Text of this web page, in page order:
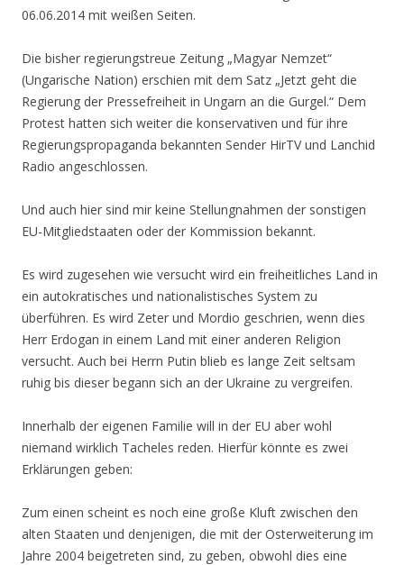
06.06.2014 mit weißen Seiten.
Die bisher regierungstreue Zeitung „Magyar Nemzet“
(Ungarische Nation) erschien mit dem Satz „Jetzt geht die
Regierung der Pressefreiheit in Ungarn an die Gurgel.“ Dem
Protest hatten sich weiter die konservativen und für ihre
Regierungspropaganda bekannten Sender HirTV und Lanchid
Radio angeschlossen.
Und auch hier sind mir keine Stellungnahmen der sonstigen
EU-Mitgliedstaaten oder der Kommission bekannt.
Es wird zugesehen wie versucht wird ein freiheitliches Land in
ein autokratisches und nationalistisches System zu
überführen. Es wird Zeter und Mordio geschrien, wenn dies
Herr Erdogan in einem Land mit einer anderen Religion
versucht. Auch bei Herrn Putin blieb es lange Zeit seltsam
ruhig bis dieser begann sich an der Ukraine zu vergreifen.
Innerhalb der eigenen Familie will in der EU aber wohl
niemand wirklich Tacheles reden. Hierfür könnte es zwei
Erklärungen geben:
Zum einen scheint es noch eine große Kluft zwischen den
alten Staaten und denjenigen, die mit der Osterweiterung im
Jahre 2004 beigetreten sind, zu geben, obwohl dies eine